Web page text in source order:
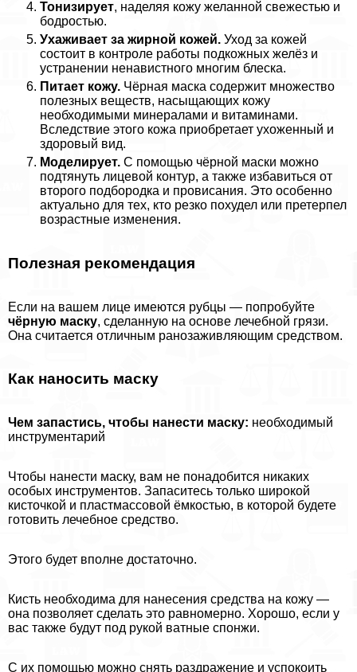
Тонизирует, наделяя кожу желанной свежестью и
бодростью.
Ухаживает за жирной кожей. Уход за кожей
состоит в контроле работы подкожных желёз и
устранении ненавистного многим блеска.
Питает кожу. Чёрная маска содержит множество
полезных веществ, насыщающих кожу
необходимыми минералами и витаминами.
Вследствие этого кожа приобретает ухоженный и
здоровый вид.
Моделирует. С помощью чёрной маски можно
подтянуть лицевой контур, а также избавиться от
второго подбородка и провисания. Это особенно
актуально для тех, кто резко похудел или претерпел
возрастные изменения.
Полезная рекомендация
Если на вашем лице имеются рубцы — попробуйте
чёрную маску, сделанную на основе лечебной грязи.
Она считается отличным ранозаживляющим средством.
Как наносить маску
Чем запастись, чтобы нанести маску: необходимый
инструментарий
Чтобы нанести маску, вам не понадобится никаких
особых инструментов. Запаситесь только широкой
кисточкой и пластмассовой ёмкостью, в которой будете
готовить лечебное средство.
Этого будет вполне достаточно.
Кисть необходима для нанесения средства на кожу —
она позволяет сделать это равномерно. Хорошо, если у
вас также будут под рукой ватные спонжи.
С их помощью можно снять раздражение и успокоить